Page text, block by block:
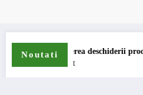
Noutati
deschiderii procedurii de
DKV